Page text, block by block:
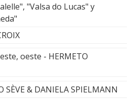
"Valsa do Lucas" y
oeste - HERMETO
& DANIELA SPIELMANN